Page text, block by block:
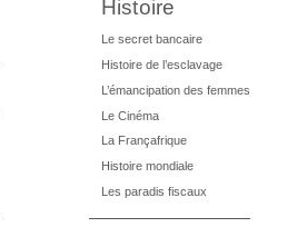
Histoire
Le secret bancaire
Histoire de l’esclavage
L’émancipation des femmes
Le Cinéma
La Françafrique
Histoire mondiale
Les paradis fiscaux